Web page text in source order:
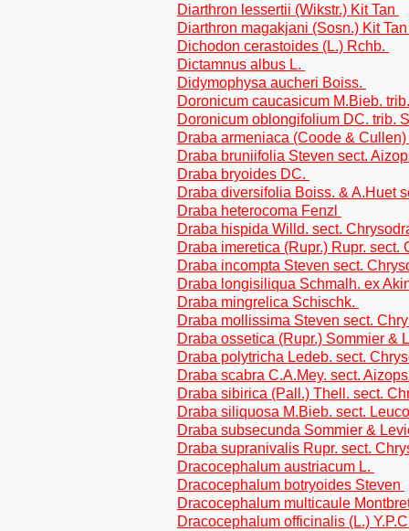
Diarthron lessertii (Wikstr.) Kit Tan
Diarthron magakjani (Sosn.) Kit
Dichodon cerastoides (L.) Rchb.
Dictamnus albus L.
Didymophysa aucheri Boiss.
Doronicum caucasicum M.Bieb.
Doronicum oblongifolium DC. trib.
Draba armeniaca (Coode &
Draba bruniifolia Steven sect.
Draba bryoides DC.
Draba diversifolia Boiss. & A.Huet
Draba heterocoma Fenzl
Draba hispida Willd. sect.
Draba imeretica (Rupr.) Rupr. sect.
Draba incompta Steven sect.
Draba longisiliqua Schmalh. ex
Draba mingrelica Schischk.
Draba mollissima Steven sect.
Draba ossetica (Rupr.) Sommier &
Draba polytricha Ledeb. sect.
Draba scabra C.A.Mey. sect.
Draba sibirica (Pall.) Thell. sect.
Draba siliquosa M.Bieb. sect.
Draba subsecunda Sommier &
Draba supranivalis Rupr. sect.
Dracocephalum austriacum L.
Dracocephalum botryoides Steven
Dracocephalum multicaule
Dracocephalum officinalis (L.)